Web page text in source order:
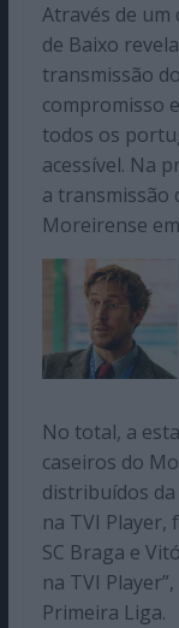
Através de um
de Baixo
transmissão
compromisso
todos os
acessível. Na
a transmissão
Moreirense
No total, a
caseiros do
distribuídos
na TVI Player,
SC Braga e
na TVI
Primeira Liga.